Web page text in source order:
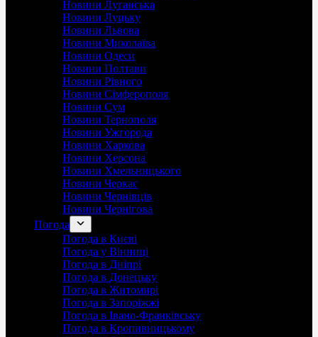
Новини Луганська
Новини Луцьку
Новини Львова
Новини Миколаїва
Новини Одеси
Новини Полтави
Новини Рівного
Новини Сімферополя
Новини Сум
Новини Тернополя
Новини Ужгорода
Новини Харкова
Новини Херсона
Новини Хмельницького
Новини Черкас
Новини Чернівців
Новини Чернігова
Погода
Погода в Києві
Погода у Вінниці
Погода в Дніпрі
Погода в Донецьку
Погода в Житомирі
Погода в Запоріжжі
Погода в Івано-Франківську
Погода в Кропивницькому